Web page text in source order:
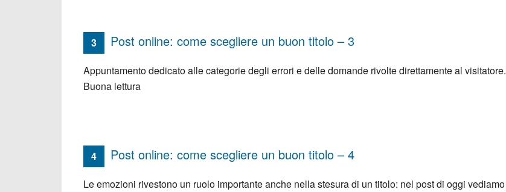
3 Post online: come scegliere un buon titolo – 3
Appuntamento dedicato alle categorie degli errori e delle domande rivolte direttamente al visitatore.
Buona lettura
4 Post online: come scegliere un buon titolo – 4
Le emozioni rivestono un ruolo importante anche nella stesura di un titolo: nel post di oggi vediamo